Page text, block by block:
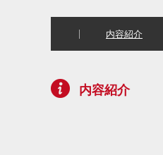
内容紹介
内容紹介